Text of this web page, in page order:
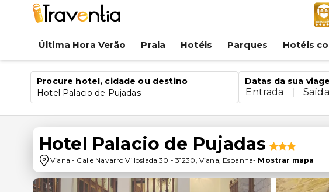
Última Hora Verão Praia Hotéis Parques Hotéis
Procure hotel, cidade ou destino
Hotel Palacio de Pujadas
Datas da sua
Entrada Saída
Hotel Palacio de Pujadas
Viana - Calle Navarro Villoslada 30 - 31230, Viana, Espanha- Mostrar mapa